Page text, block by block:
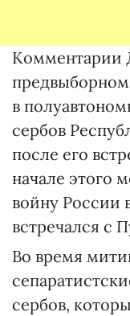
Комментарии
в
сербов
после его
начале этого
войну России
встречался с
Во время
сербов,